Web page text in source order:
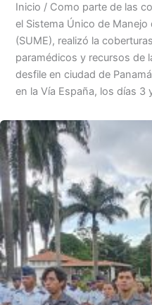
Inicio / Como parte de las
el Sistema Único de
(SUME), realizó la
paramédicos y recursos de
desfile en ciudad de
en la Vía España, los días 3